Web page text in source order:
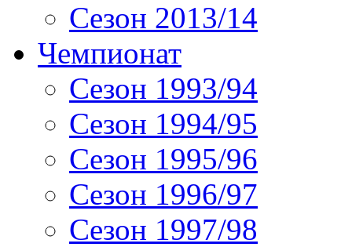
Сезон 2013/14
Чемпионат
Сезон 1993/94
Сезон 1994/95
Сезон 1995/96
Сезон 1996/97
Сезон 1997/98